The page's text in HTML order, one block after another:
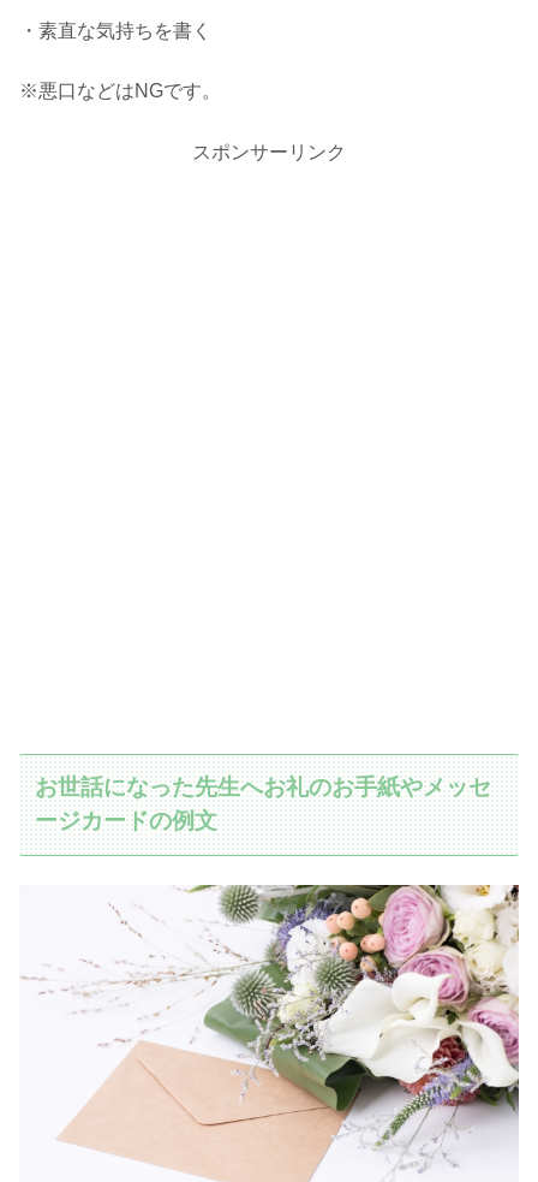
・素直な気持ちを書く
※悪口などはNGです。
スポンサーリンク
お世話になった先生へお礼のお手紙やメッセ
ージカードの例文